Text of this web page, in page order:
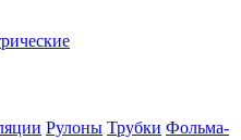
Рулоны Трубки Фольма-